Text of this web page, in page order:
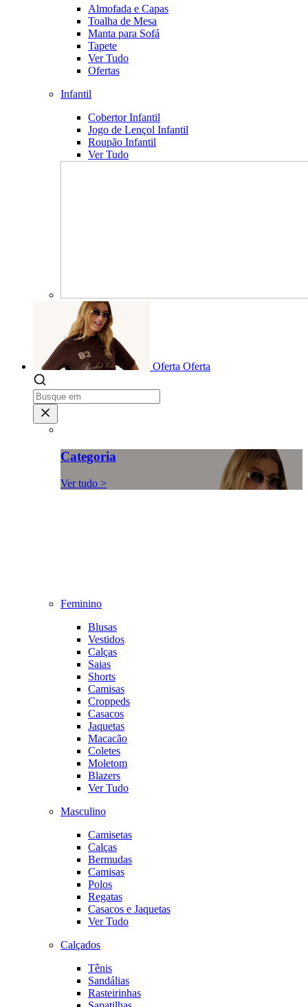
Almofada e Capas
Toalha de Mesa
Manta para Sofá
Tapete
Ver Tudo
Ofertas
Infantil
Cobertor Infantil
Jogo de Lençol Infantil
Roupão Infantil
Ver Tudo
Oferta Oferta
Categoria
Ver tudo >
Feminino
Blusas
Vestidos
Calças
Saias
Shorts
Camisas
Croppeds
Casacos
Jaquetas
Macacão
Coletes
Moletom
Blazers
Ver Tudo
Masculino
Camisetas
Calças
Bermudas
Camisas
Polos
Regatas
Casacos e Jaquetas
Ver Tudo
Calçados
Tênis
Sandálias
Rasteirinhas